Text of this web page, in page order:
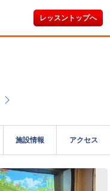
レッスントップへ
施設情報 アクセス